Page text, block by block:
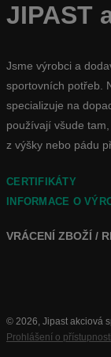
JIPAST
Jsme výrobci a
sportovních potřeb.
specializuje na
používají všude
z výšky nebo pádu
CERTIFIKÁTY
INFORMACE O
VRÁCENÍ ZBOŽÍ /
© 2026, Jipast akciová
Prohlášení o přístupnosti